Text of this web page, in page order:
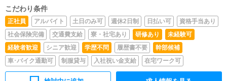
お過ごしいただくため、店内の清掃や備品の管理・補充を
行っていただきます。
こだわり条件
正社員 アルバイト 土日のみ可 週休2日制 日払い可
資格手当あり
社会保険完備
交通費支給 寮・社宅あり 研修あり
未経験可
経験者歓迎
シニア歓迎 学歴不問 履歴書不要
幹部候補
車･バイク通勤可
制服貸与 入社祝い金支給 在宅ワーク可